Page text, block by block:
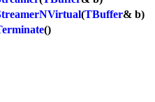
(TBuffer& b)
()